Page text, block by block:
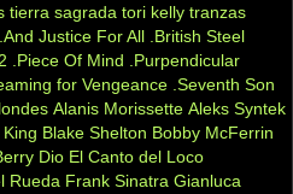
tierra sagrada tori kelly tranzas
.And Justice For All .British Steel
.Piece Of Mind
.Purpendicular
for Vengeance .Seventh Son
Alanis Morissette Aleks Syntek
Blake Shelton Bobby McFerrin
Dio El Canto del Loco
Rueda Frank Sinatra Gianluca